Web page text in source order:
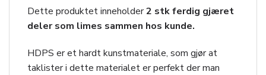
Dette produktet inneholder2 stk ferdig gjæret
deler som limes sammen hos kunde.
HDPS er et hardt kunstmateriale, som gjør at
taklister i dette materialet er perfekt der man